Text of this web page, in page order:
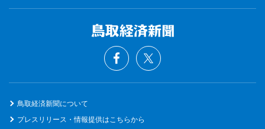
鳥取経済新聞について
プレスリリース・情報提供はこちらから